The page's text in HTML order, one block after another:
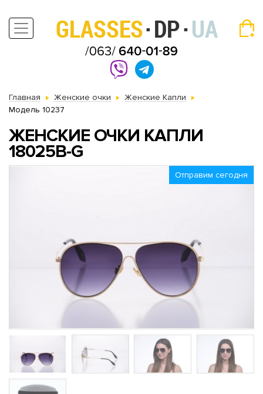
Главная Женские очки
Женские Капли
Модель 10237
ЖЕНСКИЕ ОЧКИ КАПЛИ
18025B-G
Отправим сегодня